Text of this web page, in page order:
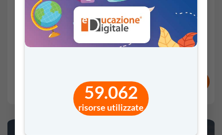
59.062
risorse utilizzate
23 Apr 2026 -
61'
Sec. I, Sec. II
CITTADINANZA
RISORSE E ATTESTATI